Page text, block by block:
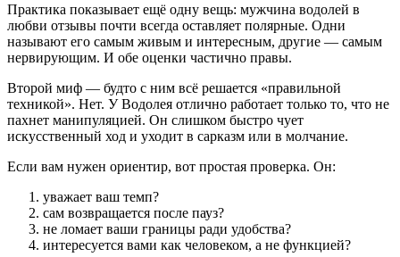
Практика показывает ещё одну вещь: мужчина водолей в
любви отзывы почти всегда оставляет полярные. Одни
называют его самым живым и интересным, другие — самым
нервирующим. И обе оценки частично правы.
Второй миф — будто с ним всё решается «правильной
техникой». Нет. У Водолея отлично работает только то, что не
пахнет манипуляцией. Он слишком быстро чует
искусственный ход и уходит в сарказм или в молчание.
Если вам нужен ориентир, вот простая проверка. Он:
уважает ваш темп?
сам возвращается после пауз?
не ломает ваши границы ради удобства?
интересуется вами как человеком, а не функцией?